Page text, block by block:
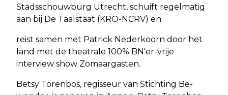
Stadsschouwburg Utrecht, schuift regelmatig
aan bij De Taalstaat (KRO-NCRV) en
reist samen met Patrick Nederkoorn door het
land met de theatrale 100% BN'er-vrije
interview show Zomaargasten.
Betsy Torenbos, regisseur van Stichting Be-